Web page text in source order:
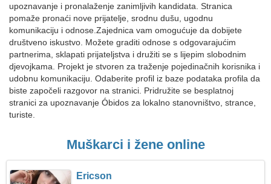
upoznavanje i pronalaženje zanimljivih kandidata. Stranica
pomaže pronaći nove prijatelje, srodnu dušu, ugodnu
komunikaciju i odnose.Zajednica vam omogućuje da dobijete
društveno iskustvo. Možete graditi odnose s odgovarajućim
partnerima, sklapati prijateljstva i družiti se s lijepim slobodnim
djevojkama. Projekt je stvoren za traženje pojedinačnih korisnika i
udobnu komunikaciju. Odaberite profil iz baze podataka profila da
biste započeli razgovor na stranici. Pridružite se besplatnoj
stranici za upoznavanje Óbidos za lokalno stanovništvo, strance,
turiste.
Muškarci i žene online
Ericson